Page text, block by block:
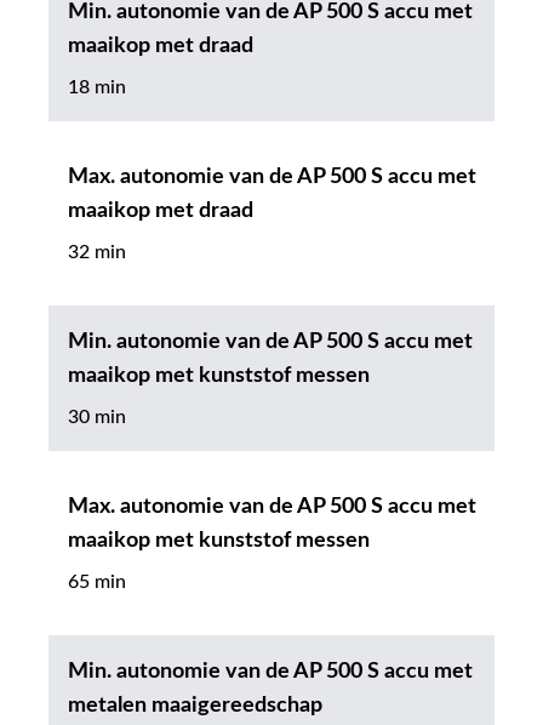
Min. autonomie van de AP 500 S accu met
maaikop met draad
18 min
Max. autonomie van de AP 500 S accu met
maaikop met draad
32 min
Min. autonomie van de AP 500 S accu met
maaikop met kunststof messen
30 min
Max. autonomie van de AP 500 S accu met
maaikop met kunststof messen
65 min
Min. autonomie van de AP 500 S accu met
metalen maaigereedschap